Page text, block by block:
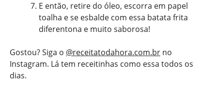
E então, retire do óleo, escorra em papel
toalha e se esbalde com essa batata frita
diferentona e muito saborosa!
Gostou? Siga o @receitatodahora.com.br no
Instagram. Lá tem receitinhas como essa todos os
dias.